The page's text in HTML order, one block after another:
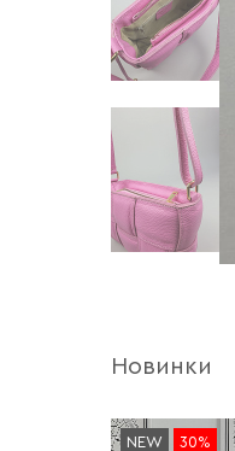
Новинки
NEW 30%